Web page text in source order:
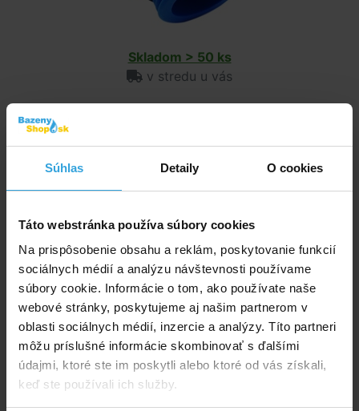
Súhlas Detaily O cookies
Táto webstránka používa súbory cookies
Na prispôsobenie obsahu a reklám, poskytovanie funkcií
sociálnych médií a analýzu návštevnosti používame
súbory cookie. Informácie o tom, ako používate naše
webové stránky, poskytujeme aj našim partnerom v
oblasti sociálnych médií, inzercie a analýzy. Títo partneri
môžu príslušné informácie skombinovať s ďalšími
údajmi, ktoré ste im poskytli alebo ktoré od vás získali,
keď ste používali ich služby.
Skladom > 50 ks
v stredu u vás
Veko pieskovej filtrácie
Skladom > 20 ks